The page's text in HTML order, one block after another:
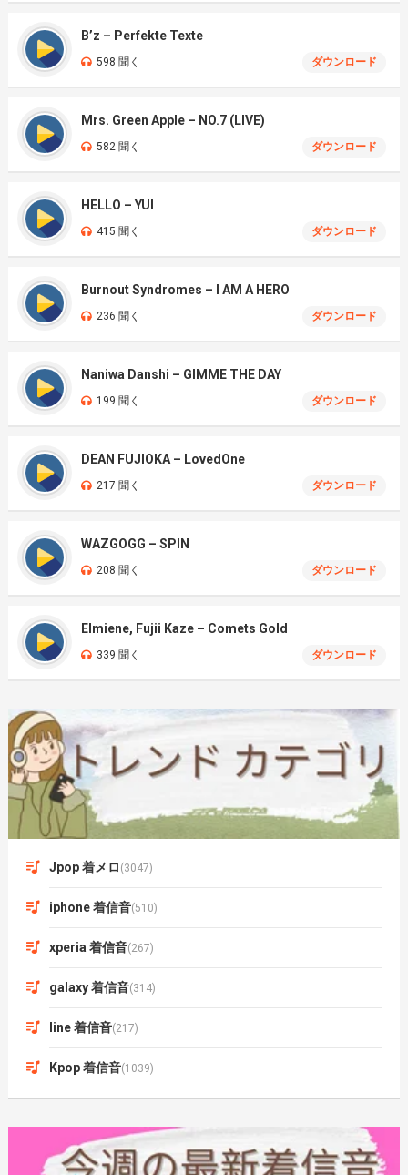
B’z – Perfekte Texte
598 聞く ダウンロード
Mrs. Green Apple – NO.7 (LIVE)
582 聞く ダウンロード
HELLO – YUI
415 聞く ダウンロード
Burnout Syndromes – I AM A HERO
236 聞く ダウンロード
Naniwa Danshi – GIMME THE DAY
199 聞く ダウンロード
DEAN FUJIOKA – LovedOne
217 聞く ダウンロード
WAZGOGG – SPIN
208 聞く ダウンロード
Elmiene, Fujii Kaze – Comets Gold
339 聞く ダウンロード
Jpop 着メロ (3047)
iphone 着信音(510)
xperia 着信音(267)
galaxy 着信音(314)
line 着信音(217)
Kpop 着信音(1039)